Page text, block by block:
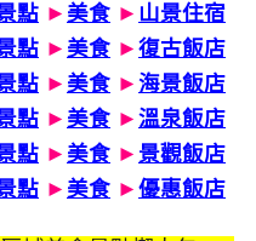
點 ► 美食 ► 山景住宿
點 ► 美食 ► 復古飯店
點 ► 美食 ► 海景飯店
點 ► 美食 ► 溫泉飯店
點 ► 美食 ► 景觀飯店
點 ► 美食 ► 優惠飯店